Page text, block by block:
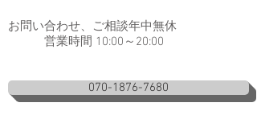
お問い合わせ、ご相談年中無休
営業時間 10:00～20:00
070-1876-7680